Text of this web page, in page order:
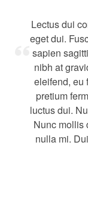
Lectus dui
eget dui.
sapien
nibh at
eleifend, eu
pretium
luctus dui.
Nunc mollis
nulla mi.